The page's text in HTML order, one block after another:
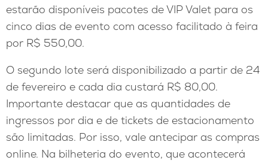
estarão disponíveis pacotes de VIP Valet para os
cinco dias de evento com acesso facilitado à feira
por R$ 550,00.
O segundo lote será disponibilizado a partir de 24
de fevereiro e cada dia custará R$ 80,00.
Importante destacar que as quantidades de
ingressos por dia e de tickets de estacionamento
são limitadas. Por isso, vale antecipar as compras
online. Na bilheteria do evento, que acontecerá